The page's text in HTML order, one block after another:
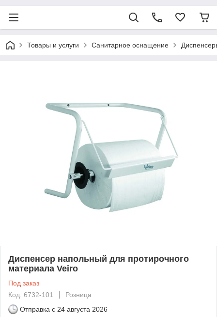
Товары и услуги Санитарное оснащение
Диспенсер напольный для протирочного
материала Veiro
Под заказ
Код: 6732-101
Розница
Отправка с 24 августа 2026